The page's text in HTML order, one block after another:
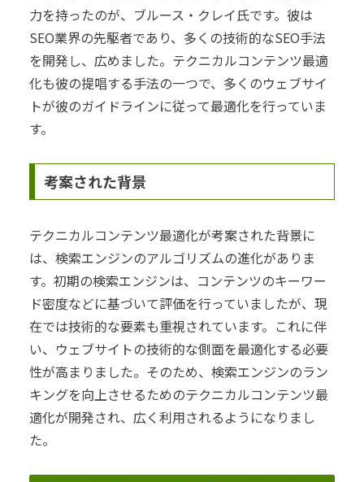
力を持ったのが、ブルース・クレイ氏です。彼は
SEO業界の先駆者であり、多くの技術的なSEO手法
を開発し、広めました。テクニカルコンテンツ最適
化も彼の提唱する手法の一つで、多くのウェブサイ
トが彼のガイドラインに従って最適化を行っていま
す。
考案された背景
テクニカルコンテンツ最適化が考案された背景に
は、検索エンジンのアルゴリズムの進化がありま
す。初期の検索エンジンは、コンテンツのキーワー
ド密度などに基づいて評価を行っていましたが、現
在では技術的な要素も重視されています。これに伴
い、ウェブサイトの技術的な側面を最適化する必要
性が高まりました。そのため、検索エンジンのラン
キングを向上させるためのテクニカルコンテンツ最
適化が開発され、広く利用されるようになりまし
た。